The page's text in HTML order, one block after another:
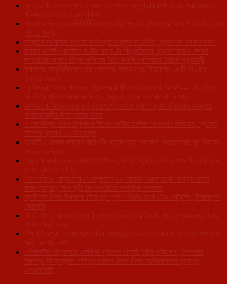
আগরতলার জনসমাবেশকে সামনে রেখে জগবন্ধুপাড়ায় IPFT-এর প্রচারসভা, ৭
পরিবারের ১৭ ভোটারের যোগদান
প্রকাশ্য দিবালোকে সিসিটিভির নজরদারির মধ্যেই গন্ডাছড়ায় বিজেপি নেতার বাইক
চুরি, চাঞ্চল্য
সাব্রুমে সাংবাদিক সংগঠনের উদ্যোগে রক্তদান শিবির, প্রকাশিত ‘দক্ষিণ বার্তা’
রবিবার এলেই খোয়াইয়ে ঘণ্টার পর ঘণ্টা বিদ্যুৎহীনতা, বাড়তি বিলেও ক্ষোভ!
জনরোষের আবহে বিদ্যুৎ পরিষেবা নিয়ে জরুরি পর্যালোচনা বৈঠকে মুখ্যমন্ত্রী
কৃষকদের আধুনিকীকরণে বড় পদক্ষেপ, কল্যাণপুরে বিনামূল্যে ৩৮টি পাওয়ার
উইডার বিতরণ
‘কৃষিমন্ত্রী ক্ষেতে নামছেন, বিদ্যুৎমন্ত্রী খুঁটিতে উঠছেন না কেন?’— বর্ধিত বিদ্যুৎ
বিল নিয়ে মানিক সরকারের কটাক্ষ, মনুঘাটে সড়ক অবরোধ ও বিক্ষোভ
আগরতলা বিমানবন্দর ও দুই রেলস্টেশন থেকে অ্যাপ-ক্যাব পরিষেবার উদ্যোগ,
পরিবহনমন্ত্রীর উচ্চপর্যায়ের বৈঠক
৫ সেপ্টেম্বর থেকে ত্রিপুরায় বিশেষ ভোটার তালিকা সংশোধন অভিযান, চূড়ান্ত
তালিকা প্রকাশ ২৩ ডিসেম্বর
যানজট ও জবরদখলমুক্ত রাজধানী গড়তে কড়া পদক্ষেপ, আগরতলায় পুর নিগমের
উচ্ছেদ অভিযান
রেনুকা চাকমার অকাল প্রয়াণে শোকস্তব্ধ সাংস্কৃতিক অঙ্গন, শেষ শ্রদ্ধায় জুনি
রং ঢং কালচারাল টিম
‘দেশ বাঁচাও, মানুষ বাঁচাও’ স্লোগানে ১০ আগস্ট ‘জেল ভরো’ কর্মসূচি সফল
করার আহ্বান, বামপন্থী চার সংগঠনের সাংবাদিক সম্মেলন
স্বাধীনতা দিবস উপলক্ষে সিমান্তে পুলিশ-বিএসএফের যৌথ পেট্রলিং, নিরাপত্তা
জোরদার
গবাদি পশু ও বানরের অবাধ উৎপাতে অতিষ্ঠ খোয়াইবাসী, পশু আশ্রয়কেন্দ্র গড়ার
দাবিতে সরব জনতা
দক্ষিণ ত্রিপুরা জেলায় প্রশাসনিক প্রস্তুতি বৈঠক: ১২ আগস্ট আসছেন পঞ্চায়েত
মন্ত্রী কিশোর বর্মণ
গৌরাঙ্গটিলা বিদ্যালয়ে এলপিজি গ্যাসের পাসবই চুরির অভিযোগ, শিক্ষকের
বিরুদ্ধে দৃষ্টান্তমূলক শাস্তির দাবিতে জেলা শিক্ষা আধিকারিকের দ্বারস্থ
এসএফআই